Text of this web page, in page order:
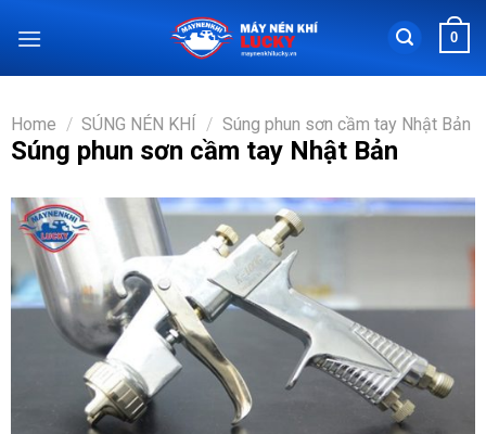
đến
0
Home / SÚNG NÉN KHÍ / Súng phun sơn cầm tay Nhật Bản
Súng phun sơn cầm tay Nhật Bản